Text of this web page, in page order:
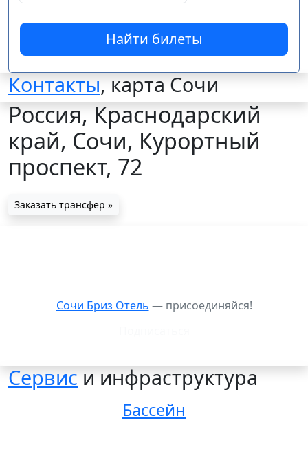
Найти билеты
Контакты, карта Сочи
Россия, Краснодарский
край, Сочи, Курортный
проспект, 72
Заказать трансфер »
Сочи Бриз Отель — присоединяйся!
Сервиси инфраструктура
Бассейн